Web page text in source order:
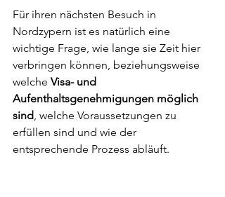
Für ihren nächsten Besuch in
Nordzypern ist es natürlich eine
wichtige Frage, wie lange sie Zeit hier
verbringen können, beziehungsweise
welche Visa- und
Aufenthaltsgenehmigungen möglich
sind, welche Voraussetzungen zu
erfüllen sind und wie der
entsprechende Prozess abläuft.